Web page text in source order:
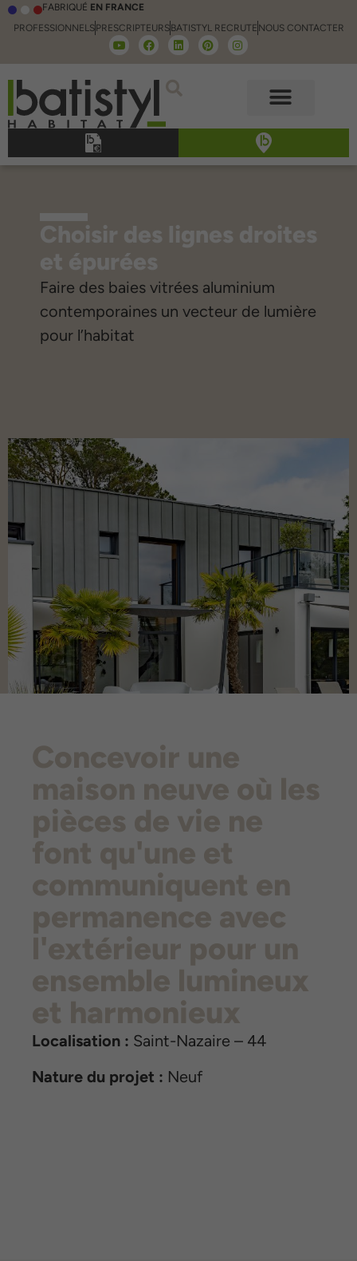
FABRIQUÉ EN FRANCE
PROFESSIONNELSPRESCRIPTEURSBATISTYL RECRUTE NOUS CONTACTER
Choisir des lignes droites
et épurées
Faire des baies vitrées aluminium
contemporaines un vecteur de lumière
pour l’habitat
Concevoir une
maison neuve où les
pièces de vie ne
font qu'une et
communiquent en
permanence avec
l'extérieur pour un
ensemble lumineux
et harmonieux
Localisation : Saint-Nazaire – 44
Nature du projet : Neuf